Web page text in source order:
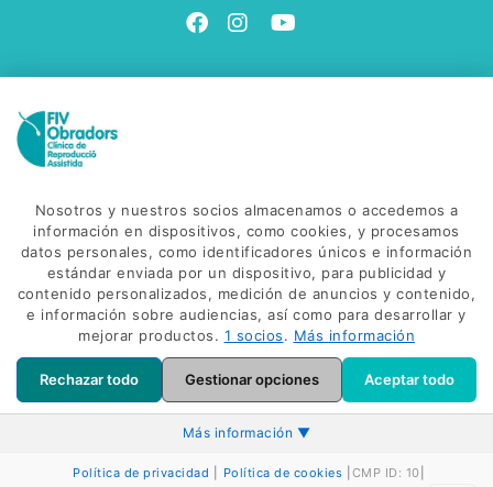
C. Gonzalez de Soto, 38
17600 - Figueres
Envíanos un correo
info@fivobradors.com
Llámanos
(+34) 972 500 500
Nosotros y nuestros socios almacenamos o accedemos a
información en dispositivos, como cookies, y procesamos
datos personales, como identificadores únicos e información
estándar enviada por un dispositivo, para publicidad y
contenido personalizados, medición de anuncios y contenido,
e información sobre audiencias, así como para desarrollar y
mejorar productos. 1 socios. Más información
Rechazar todo Gestionar opciones Aceptar todo
Más información ▼
Política de privacidad Política de cookies CMP ID: 10